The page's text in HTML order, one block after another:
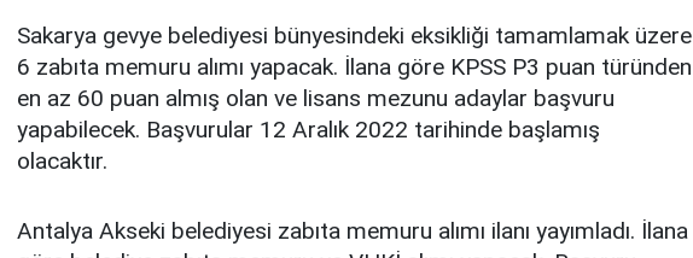
Sakarya gevye belediyesi bünyesindeki eksikliği tamamlamak üzere
6 zabıta memuru alımı yapacak. İlana göre KPSS P3 puan türünden
en az 60 puan almış olan ve lisans mezunu adaylar başvuru
yapabilecek. Başvurular 12 Aralık 2022 tarihinde başlamış
olacaktır.
Antalya Akseki belediyesi zabıta memuru alımı ilanı yayımladı. İlana